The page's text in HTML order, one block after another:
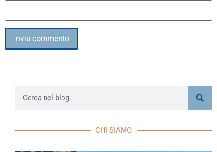
CHI SIAMO